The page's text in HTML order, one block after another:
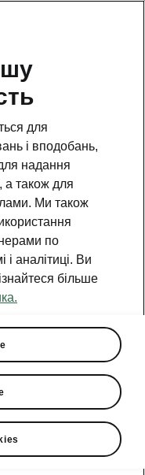
сторінку
для
і вподобань,
надання
а також для
Ми також
по
аналітиці. Ви
більше